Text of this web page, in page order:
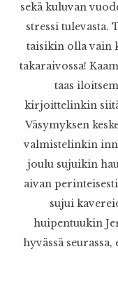
sekä kuluvan
stressi tulevasta.
taisikin olla vain
takaraivossa!
taas
kirjoittelinkin
Väsymyksen
valmistelinkin
joulu sujuikin
aivan
sujui
huipentuukin
hyvässä